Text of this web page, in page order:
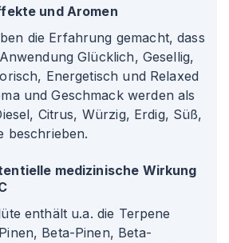
und Aromen
die Erfahrung gemacht, dass
Glücklich, Gesellig,
Energetisch und Relaxed
und Geschmack werden als
Citrus, Würzig, Erdig, Süß,
beschrieben.
medizinische Wirkung
enthält u.a. die Terpene
Beta-Pinen, Beta-